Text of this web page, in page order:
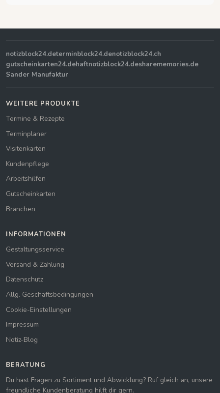
notizblock24.determinblock24.denotizblock24.ch
gutscheinkarten24.dehaftnotizblock24.desharememories.de
Sander Manufaktur
WEITERE PRODUKTE
Termine & Rezepte
Terminplaner
Visitenkarten
Kundenpflege
Arbeitshilfen
Gutscheinkarten
Branchen
INFORMATIONEN
Gestaltungsservice
Versand & Zahlung
Datenschutz
Allg. Geschäftsbedingungen
Cookie-Einstellungen
Impressum
Notiz-Blog
BERATUNG
Du hast Fragen zu Sortiment und Abwicklung? Ruf gleich an, unsere
freundliche Kundenberatung hilft dir gern.